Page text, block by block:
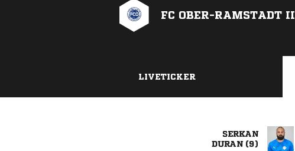
FC OBER-RAMSTADT II
LIVETICKER

 